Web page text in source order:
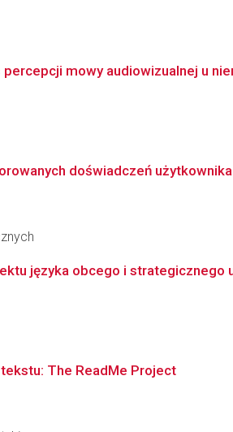
mowy audiowizualnej u
doświadczeń
języka obcego i strategicznego
The ReadMe Project